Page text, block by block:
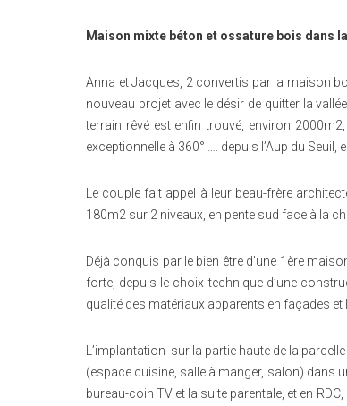
Maison mixte béton et ossature bois dans
Anna et Jacques, 2 convertis par la maison
nouveau projet avec le désir de quitter la
terrain rêvé est enfin trouvé, environ
exceptionnelle à 360° …. depuis l’Aup du
Le couple fait appel à leur beau-frère
180m2 sur 2 niveaux, en pente sud face à la
Déjà conquis par le bien être d’une 1ère
forte, depuis le choix technique d’une
qualité des matériaux apparents en façades
L’implantation sur la partie haute de la
(espace cuisine, salle à manger, salon) dans
bureau-coin TV et la suite parentale, et en